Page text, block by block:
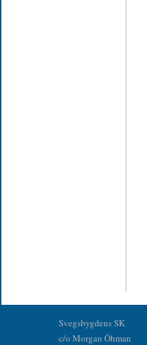
Svegsbygdens SK
c/o Morgan Öhman